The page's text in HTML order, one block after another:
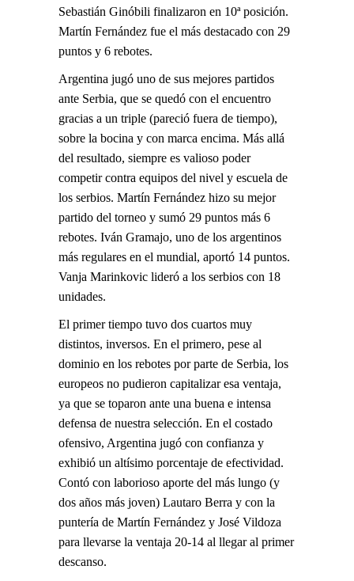
Sebastián Ginóbili finalizaron en 10ª posición.
Martín Fernández fue el más destacado con 29
puntos y 6 rebotes.
Argentina jugó uno de sus mejores partidos
ante Serbia, que se quedó con el encuentro
gracias a un triple (pareció fuera de tiempo),
sobre la bocina y con marca encima. Más allá
del resultado, siempre es valioso poder
competir contra equipos del nivel y escuela de
los serbios. Martín Fernández hizo su mejor
partido del torneo y sumó 29 puntos más 6
rebotes. Iván Gramajo, uno de los argentinos
más regulares en el mundial, aportó 14 puntos.
Vanja Marinkovic lideró a los serbios con 18
unidades.
El primer tiempo tuvo dos cuartos muy
distintos, inversos. En el primero, pese al
dominio en los rebotes por parte de Serbia, los
europeos no pudieron capitalizar esa ventaja,
ya que se toparon ante una buena e intensa
defensa de nuestra selección. En el costado
ofensivo, Argentina jugó con confianza y
exhibió un altísimo porcentaje de efectividad.
Contó con laborioso aporte del más lungo (y
dos años más joven) Lautaro Berra y con la
puntería de Martín Fernández y José Vildoza
para llevarse la ventaja 20-14 al llegar al primer
descanso.